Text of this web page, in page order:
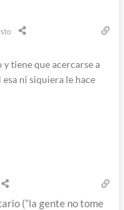
y tiene que acercarse a
ni siquiera le hace
(“la gente no tome